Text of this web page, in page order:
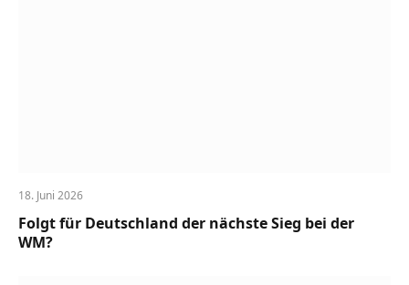
18. Juni 2026
Folgt für Deutschland der nächste Sieg bei der
WM?